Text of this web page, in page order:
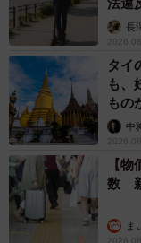
法違
説】
長
タイ
も、
もの
中
【
数
ま